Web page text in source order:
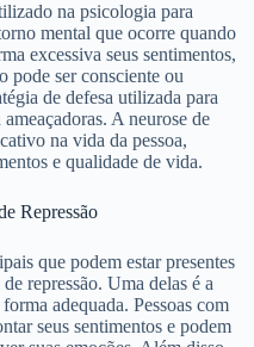
na psicologia para
mental que ocorre quando
excessiva seus sentimentos,
pode ser consciente ou
de defesa utilizada para
A neurose de
na vida da pessoa,
e qualidade de vida.
Repressão
que podem estar presentes
repressão. Uma delas é a
adequada. Pessoas com
seus sentimentos e podem